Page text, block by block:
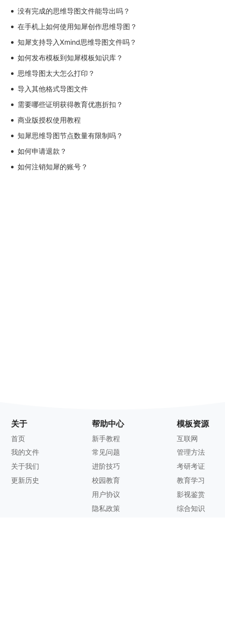
没有完成的思维导图文件能导出吗？
在手机上如何使用知犀创作思维导图？
知犀支持导入Xmind思维导图文件吗？
如何发布模板到知犀模板知识库？
思维导图太大怎么打印？
导入其他格式导图文件
需要哪些证明获得教育优惠折扣？
商业版授权使用教程
知犀思维导图节点数量有限制吗？
如何申请退款？
如何注销知犀的账号？
关于
首页
我的文件
关于我们
更新历史
帮助中心
新手教程
常见问题
进阶技巧
校园教育
用户协议
隐私政策
模板资源
互联网
管理方法
考研考证
教育学习
影视鉴赏
综合知识